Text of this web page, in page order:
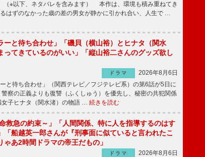
（※以下、ネタバレを含みます） 本作は、環境も積み重ねてき
はずのなかった歳の差の男女が静かに引かれ合い、人生で …
ーと待ち合わせ」「磯貝（横山裕）とヒナタ（関水
ってきているのがいい」「縦山裕二さんのグッズ欲し
ドラマ
2026年8月6日
と待ち合わせ」（関西テレビ／フジテレビ系）の第6話が5日に
察の正義よりも復讐（ふくしゅう）を優先し、秘密の共犯関係
子ヒナタ（関水渚）の物語 … 続きを読む
救急の約束～」「人間関係、特に人を指導するのはす
「船越英一郎さんが『刑事面に似ていると言われたこ
ゃあ2時間ドラマの帝王だもの」
ドラマ
2026年8月6日